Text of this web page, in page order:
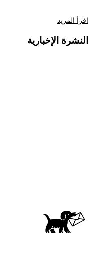
اقرأ المزيد
النشرة الإخبارية